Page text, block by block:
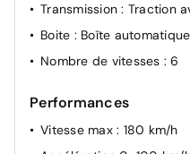
Transmission: Traction
Boite : Boîte
Nombre de vitesses : 6
Performances
Vitesse max : 180 km/h